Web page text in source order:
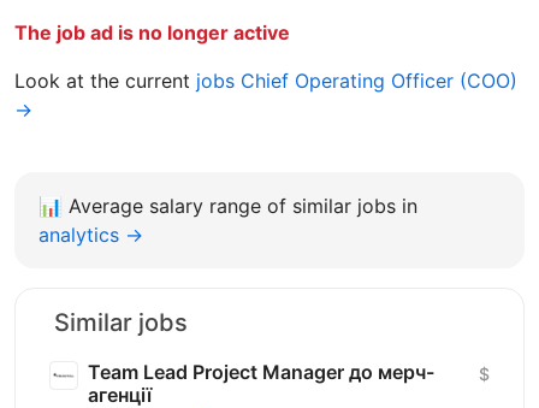
The job ad is no longer active
Look at the current jobs Chief Operating Officer (COO)
→
📊 Average salary range of similar jobs in
analytics →
Similar jobs
Team Lead Project Manager до мерч-
агенції
$